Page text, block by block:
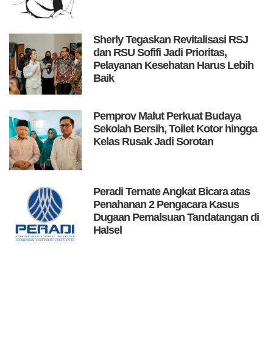
Sherly Tegaskan Revitalisasi RSJ
dan RSU Sofifi Jadi Prioritas,
Pelayanan Kesehatan Harus Lebih
Baik
Pemprov Malut Perkuat Budaya
Sekolah Bersih, Toilet Kotor hingga
Kelas Rusak Jadi Sorotan
Peradi Ternate Angkat Bicara atas
Penahanan 2 Pengacara Kasus
Dugaan Pemalsuan Tandatangan di
Halsel